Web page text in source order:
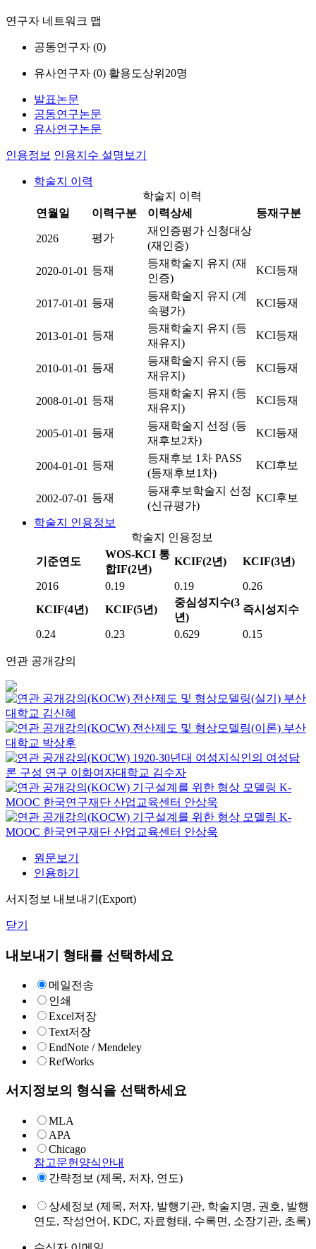
연구자 네트워크 맵
공동연구자 (0)
유사연구자 (0) 활용도상위20명
발표논문
공동연구논문
유사연구논문
인용정보 인용지수 설명보기
학술지 이력
학술지 이력
연월일
이력구분 이력상세 등재구분
2026 평가
재인증평가 신청대상
(재인증)
2020-01-01 등재
등재학술지 유지 (재
인증)
KCI등재
2017-01-01 등재
등재학술지 유지 (계
속평가)
KCI등재
2013-01-01 등재
등재학술지 유지 (등
재유지)
KCI등재
2010-01-01 등재
등재학술지 유지 (등
재유지)
KCI등재
2008-01-01 등재
등재학술지 유지 (등
재유지)
KCI등재
2005-01-01 등재
등재학술지 선정 (등
재후보2차)
KCI등재
2004-01-01 등재
등재후보 1차 PASS
(등재후보1차)
KCI후보
2002-07-01 등재
등재후보학술지 선정
(신규평가)
KCI후보
학술지 인용정보
학술지 인용정보
기준연도
WOS-KCI 통
합IF(2년)
KCIF(2년) KCIF(3년)
2016 0.19 0.19
0.26
KCIF(4년)
KCIF(5년)
중심성지수(3
년)
즉시성지수
0.24 0.23 0.629 0.15
연관 공개강의
전산제도 및 형상모델링(실기) 부산
대학교 김신혜
전산제도 및 형상모델링(이론) 부산
대학교 박상후
1920-30년대 여성지식인의 여성담
론 구성 연구 이화여자대학교 김수자
기구설계를 위한 형상 모델링 K-
MOOC 한국연구재단 산업교육센터 안상욱
기구설계를 위한 형상 모델링 K-
MOOC 한국연구재단 산업교육센터 안상욱
원문보기
인용하기
서지정보 내보내기(Export)
닫기
내보내기 형태를 선택하세요
메일전송
인쇄
Excel저장
Text저장
EndNote / Mendeley
RefWorks
서지정보의 형식을 선택하세요
MLA
APA
Chicago
참고문헌양식안내
간략정보 (제목, 저자, 연도)
상세정보 (제목, 저자, 발행기관, 학술지명, 권호, 발행
연도, 작성언어, KDC, 자료형태, 수록면, 소장기관, 초록)